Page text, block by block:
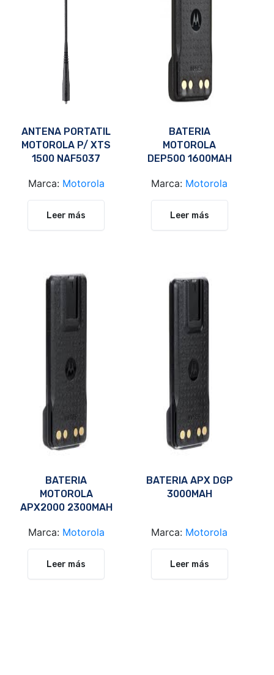
ANTENA PORTATIL
MOTOROLA P/ XTS
1500 NAF5037
Marca: Motorola
Leer más
BATERIA
MOTOROLA
DEP500 1600MAH
Marca: Motorola
Leer más
BATERIA
MOTOROLA
APX2000 2300MAH
Marca: Motorola
Leer más
BATERIA APX DGP
3000MAH
Marca: Motorola
Leer más